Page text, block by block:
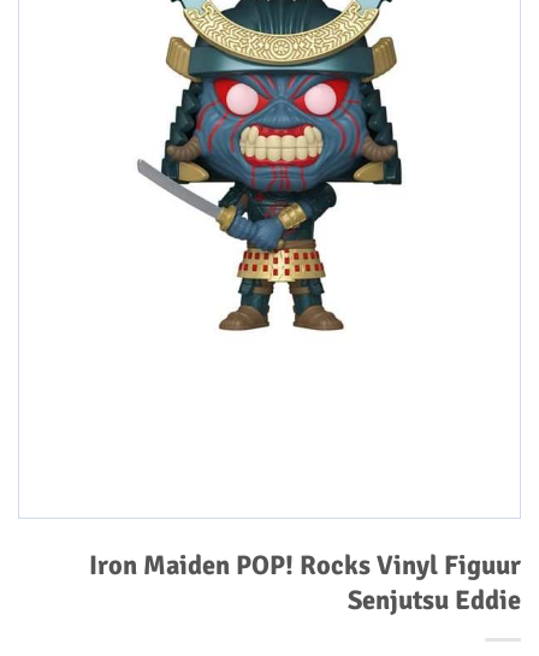
Iron Maiden POP! Rocks Vinyl Figuur
Senjutsu Eddie